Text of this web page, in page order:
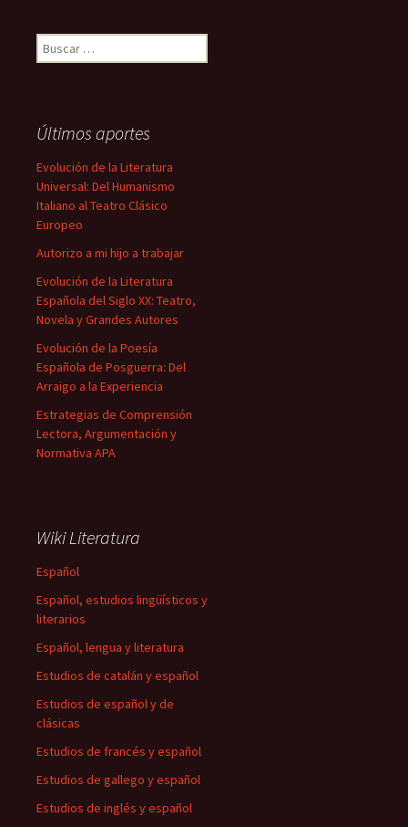
Buscar:
Últimos aportes
Evolución de la Literatura
Universal: Del Humanismo
Italiano al Teatro Clásico
Europeo
Autorizo a mi hijo a trabajar
Evolución de la Literatura
Española del Siglo XX: Teatro,
Novela y Grandes Autores
Evolución de la Poesía
Española de Posguerra: Del
Arraigo a la Experiencia
Estrategias de Comprensión
Lectora, Argumentación y
Normativa APA
Wiki Literatura
Español
Español, estudios lingüísticos y
literarios
Español, lengua y literatura
Estudios de catalán y español
Estudios de español y de
clásicas
Estudios de francés y español
Estudios de gallego y español
Estudios de inglés y español